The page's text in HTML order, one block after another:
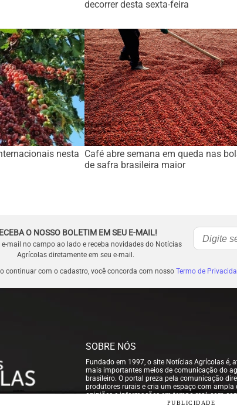
decorrer desta sexta-feira
nesta Café abre semana em queda nas
de safra brasileira maior
O NOSSO BOLETIM EM SEU E-MAIL!
e-mail no campo ao lado e receba novidades do Notícias
Agrícolas diretamente em seu e-mail.
continuar com o cadastro, você concorda com nosso Termo de
SOBRE NÓS
Fundado em 1997, o site Notícias Agrícolas é,
mais importantes meios de comunicação do
brasileiro. O portal preza pela comunicação
produtores rurais e cria um espaço com ampla
opiniões e informações em tempo real, com
para que nossos usuários possam tomar
PUBLICIDADE